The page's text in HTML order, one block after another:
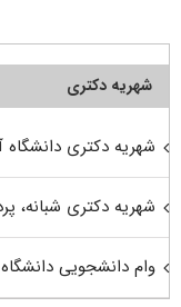
شهریه دکتری
شهریه دکتری دانشگاه
شهریه دکتری شبانه،
وام دانشجویی دانشگاه